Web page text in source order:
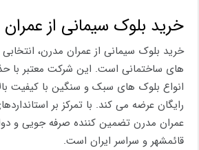
خرید بلوک سیمانی از
خرید بلوک سیمانی از عمران مدرن، انتخابی
های ساختمانی است. این شرکت معتبر با
انواع بلوک های سبک و سنگین با کیفیت
رایگان عرضه می کند. با تمرکز بر
عمران مدرن تضمین کننده صرفه جویی و
قائمشهر و سراسر ایران است.